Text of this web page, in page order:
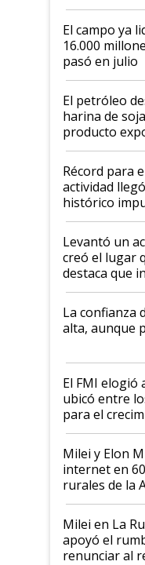
El campo ya
16.000
pasó en julio
El petróleo
harina de
producto
el agro
diez dólares y
liderazgo en
récord
Récord para
actividad
histórico
cosecha y
Levantó un
creó el lugar
destaca que
kirchnerismo
plata a un
Juan Félix
que de una
de Milei
La confianza
alta, aunque
El FMI elogió
ubicó entre
para el
Milei y Elon
internet en
rurales de la
a un
Milei en La
apoyó el
renunciar al